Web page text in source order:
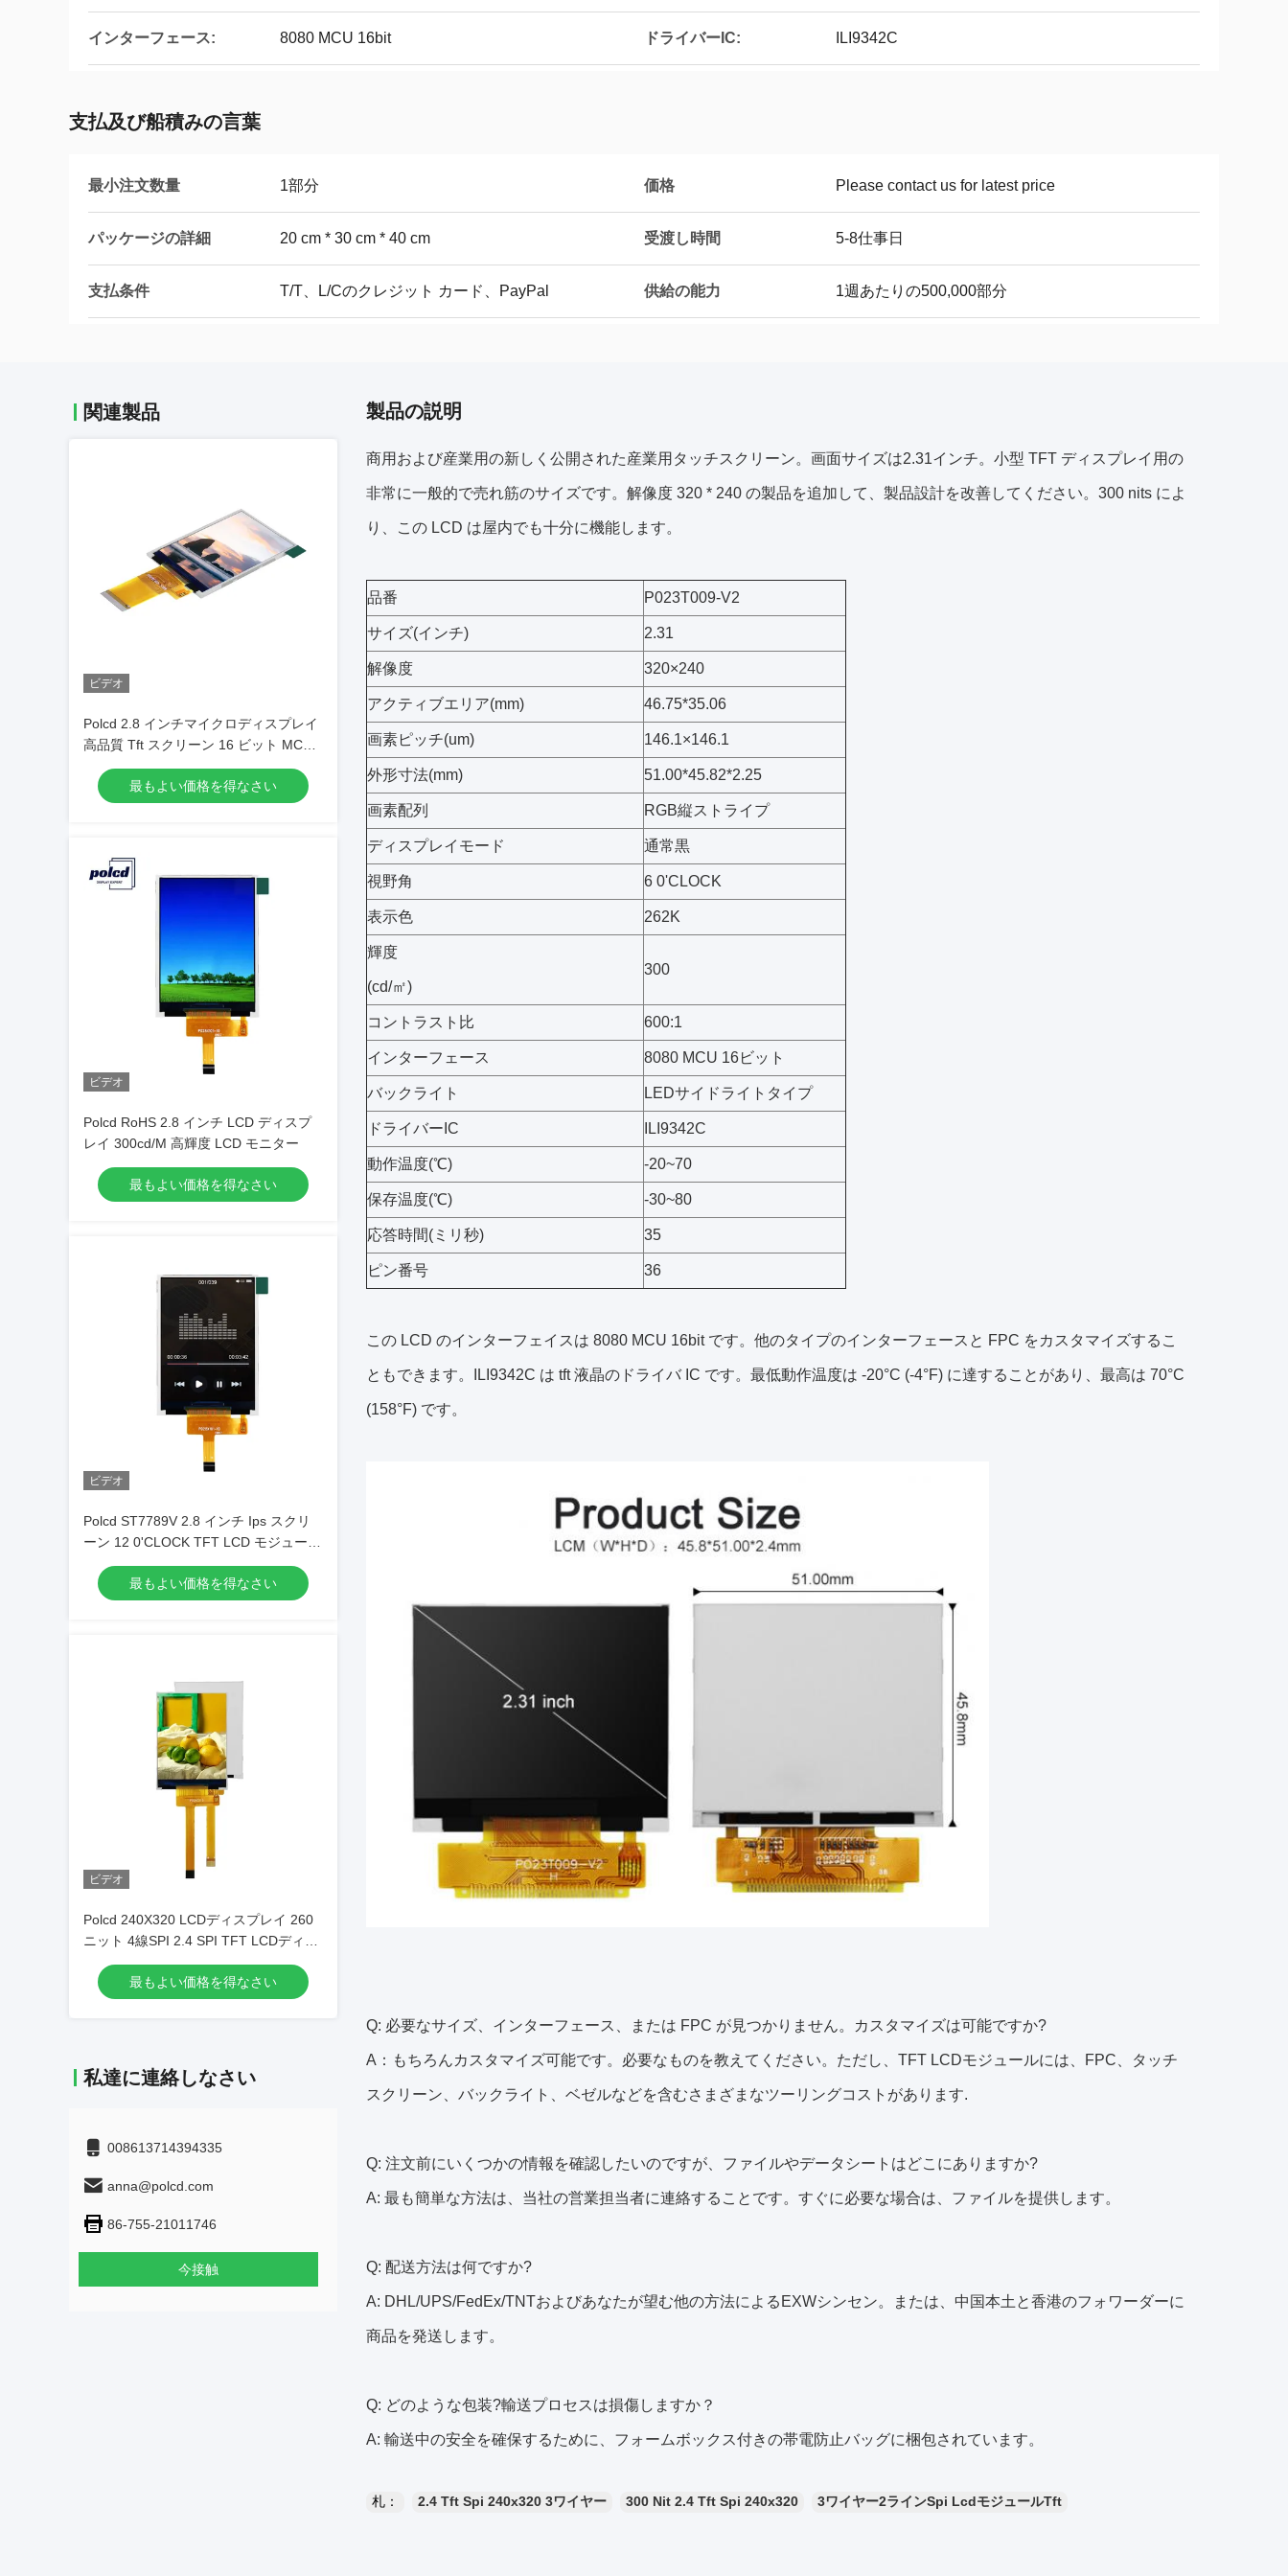
インターフェース: 8080 MCU 16bit ドライバーIC: ILI9342C
支払及び船積みの言葉
最小注文数量 1部分 価格 Please contact us for latest price
パッケージの詳細 20 cm * 30 cm * 40 cm 受渡し時間 5-8仕事日
支払条件 T/T、L/Cのクレジット カード、PayPal 供給の能力 1週あたりの500,000部分
関連製品
ビデオ
Polcd 2.8 インチマイクロディスプレイ
高品質 Tft スクリーン 16 ビット MCU
SPI インターフェイススマート LCD モ
ジュール最もよい価格を得なさい
ビデオ
Polcd RoHS 2.8 インチ LCD ディスプ
レイ 300cd/M 高輝度 LCD モニター
最もよい価格を得なさい
ビデオ
Polcd ST7789V 2.8 インチ Ips スクリ
ーン 12 0'CLOCK TFT LCD モジュール
ISO9001
最もよい価格を得なさい
ビデオ
Polcd 240X320 LCDディスプレイ 260
ニット 4線SPI 2.4 SPI TFT LCDディス
プレイ
最もよい価格を得なさい
私達に連絡しなさい
008613714394335
anna@polcd.com
86-755-21011746
今接触
製品の説明
商用および産業用の新しく公開された産業用タッチスクリーン。画面サイズは2.31インチ。小型 TFT ディスプレイ用の
非常に一般的で売れ筋のサイズです。解像度 320 * 240 の製品を追加して、製品設計を改善してください。300 nits によ
り、この LCD は屋内でも十分に機能します。
品番 P023T009-V2
サイズ(インチ) 2.31
解像度 320×240
アクティブエリア(mm) 46.75*35.06
画素ピッチ(um) 146.1×146.1
外形寸法(mm) 51.00*45.82*2.25
画素配列 RGB縦ストライプ
ディスプレイモード 通常黒
視野角 6 0'CLOCK
表示色 262K
輝度
(cd/㎡)
300
コントラスト比 600:1
インターフェース 8080 MCU 16ビット
バックライト LEDサイドライトタイプ
ドライバーIC ILI9342C
動作温度(℃) -20~70
保存温度(℃) -30~80
応答時間(ミリ秒) 35
ピン番号 36
この LCD のインターフェイスは 8080 MCU 16bit です。他のタイプのインターフェースと FPC をカスタマイズするこ
ともできます。ILI9342C は tft 液晶のドライバ IC です。最低動作温度は -20°C (-4°F) に達することがあり、最高は 70°C
(158°F) です。
Q: 必要なサイズ、インターフェース、または FPC が見つかりません。カスタマイズは可能ですか?
A：もちろんカスタマイズ可能です。必要なものを教えてください。ただし、TFT LCDモジュールには、FPC、タッチ
スクリーン、バックライト、ベゼルなどを含むさまざまなツーリングコストがあります.
Q: 注文前にいくつかの情報を確認したいのですが、ファイルやデータシートはどこにありますか?
A: 最も簡単な方法は、当社の営業担当者に連絡することです。すぐに必要な場合は、ファイルを提供します。
Q: 配送方法は何ですか?
A: DHL/UPS/FedEx/TNTおよびあなたが望む他の方法によるEXWシンセン。または、中国本土と香港のフォワーダーに
商品を発送します。
Q: どのような包装?輸送プロセスは損傷しますか？
A: 輸送中の安全を確保するために、フォームボックス付きの帯電防止バッグに梱包されています。
札： 2.4 Tft Spi 240x320 3ワイヤー 300 Nit 2.4 Tft Spi 240x320 3ワイヤー2ラインSpi LcdモジュールTft